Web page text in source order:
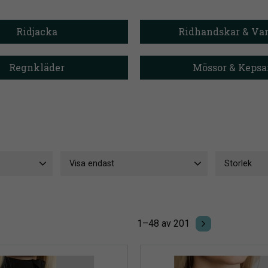
Ridjacka Ridhandskar &
Regnkläder Mössor &
Visa endast Storlek
1–48 av 201